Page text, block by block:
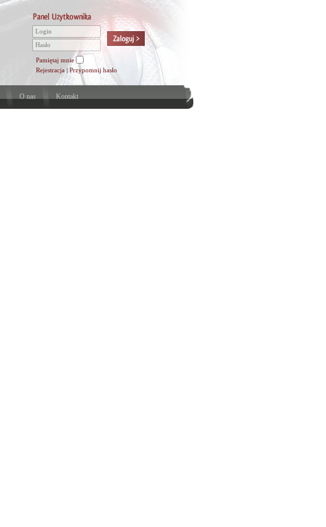
Pamiętaj mnie
Rejestracja| Przypomnij hasło
O nas Kontakt